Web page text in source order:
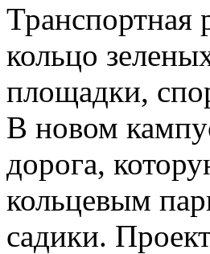
Транспортная
кольцо
площадки,
В новом
дорога,
кольцевым
садики.